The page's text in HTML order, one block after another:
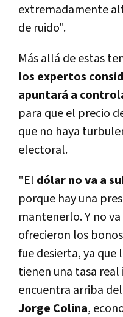
extremadamente
de ruido".
Más allá de estas
los expertos
apuntará a
para que el precio
que no haya
electoral.
"El dólar no va a
porque hay una
mantenerlo. Y no
ofrecieron los
fue desierta, ya
tienen una tasa
encuentra arriba
Jorge Colina,